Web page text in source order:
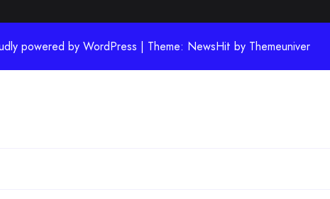
powered by WordPress | Theme: NewsHit by Themeuniver